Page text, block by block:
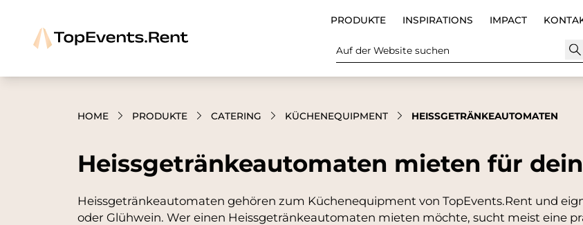
PRODUKTE INSPIRATIONS IMPACT
Auf der Website suchen
HOME PRODUKTE CATERING KÜCHENEQUIPMENT HEISSGETRÄNKEAUTOMATEN
Heissgetränkeautomaten mieten für
Heissgetränkeautomaten gehören zum Küchenequipment von TopEvents.Rent und
oder Glühwein. Wer einen Heissgetränkeautomaten mieten möchte, sucht meist eine